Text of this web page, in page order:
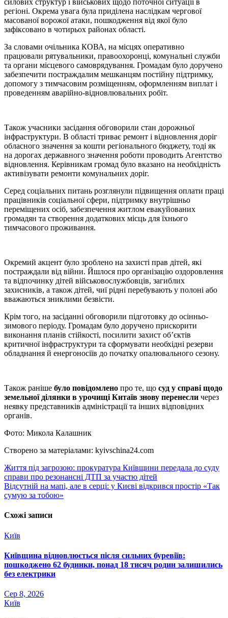
силових структур і військових щодо поточної ситуації в
регіоні. Окрема увага була приділена наслідкам чергової
масованої ворожої атаки, пошкодження від якої було
зафіксовано в чотирьох районах області.
За словами очільника КОВА, на місцях оперативно
працювали рятувальники, правоохоронці, комунальні служби
та органи місцевого самоврядування. Громадам було доручено
забезпечити постраждалим мешканцям постійну підтримку,
допомогу з тимчасовим розміщенням, оформленням виплат і
проведенням аварійно-відновлювальних робіт.
Також учасники засідання обговорили стан дорожньої
інфраструктури. В області триває ремонт і відновлення доріг
обласного значення за кошти регіонального бюджету, тоді як
на дорогах державного значення роботи проводить Агентство
відновлення. Керівникам громад було вказано на необхідність
активізувати ремонти комунальних доріг.
Серед соціальних питань розглянули підвищення оплати праці
працівників соціальної сфери, підтримку внутрішньо
переміщених осіб, забезпечення житлом евакуйованих
громадян та створення додаткових місць для їхнього
тимчасового проживання.
Окремий акцент було зроблено на захисті прав дітей, які
постраждали від війни. Йшлося про організацію оздоровлення
та відпочинку дітей військовослужбовців, загиблих
захисників, а також дітей, чиї рідні перебувають у полоні або
вважаються зниклими безвісти.
Крім того, на засіданні обговорили підготовку до осінньо-
зимового періоду. Громадам було доручено прискорити
виконання планів стійкості, посилити захист об’єктів
критичної інфраструктури та сформувати необхідні резерви
обладнання й енергоносіїв до початку опалювального сезону.
Також раніше було повідомлено про те, що суд у справі щодо
земельної ділянки в урочищі Китаїв знову перенесли через
неявку представників адміністрації та інших відповідних
органів.
Фото: Микола Калашник
Створено за матеріалами: kyivschina24.com
Навігація
записів
Життя під загрозою: прокуратура Київщини передала до суду
справи про резонансні ДТП за участю дітей
Відсутній на мапі, але в серці: у Києві відкрився простір «Так
сумую за тобою»
Схожі записи
Київ
Київщина відновлюється після сильних буревіїв:
пошкоджено 62 будинки, понад 18 тисяч родин залишились
без електрики
Сер 8, 2026
Київ